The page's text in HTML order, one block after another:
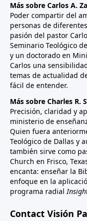
Más sobre Carlos A.
Poder compartir del
personas de
pasión del pastor
Seminario Teológico
y un doctorado en
Carlos una
temas de actualidad
fácil de entender.
Más sobre Charles R.
Precisión, claridad y
ministerio de
Quien fuera
Teológico de Dallas y
también sirve como
Church en Frisco,
encanta: enseñar la
enfoque en la
programa radial
Contact Visión